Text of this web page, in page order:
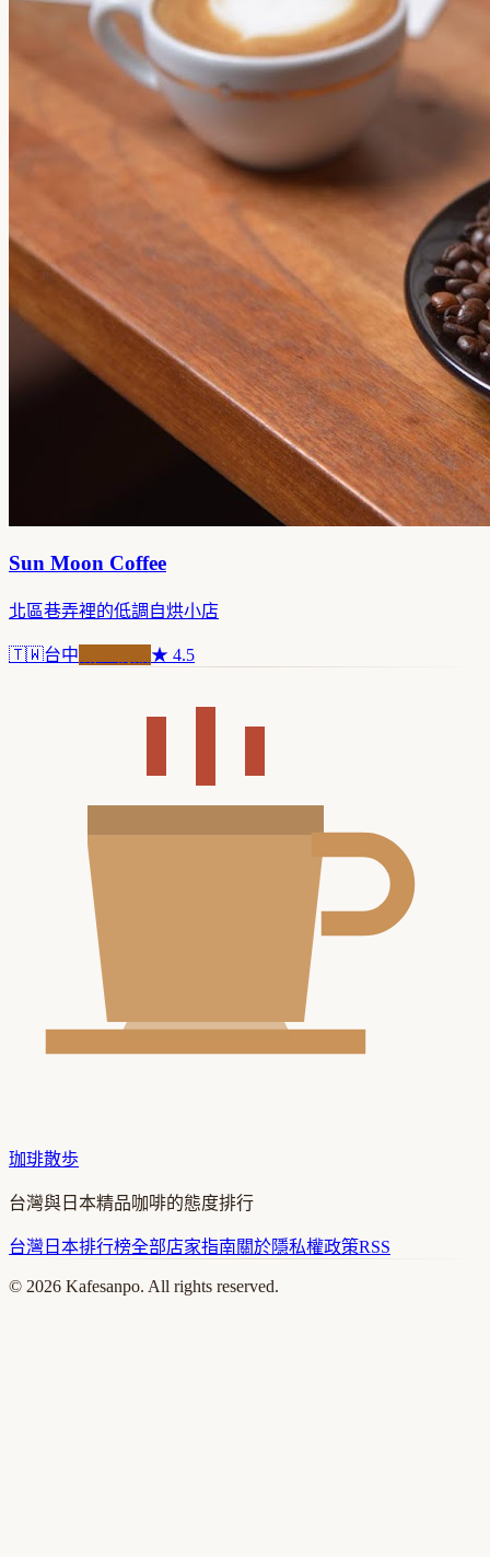
Sun Moon Coffee
北區巷弄裡的低調自烘小店
🇹🇼台中 ★ 4.5
珈琲散歩
台灣與日本精品咖啡的態度排行
台灣 日本排行榜全部店家指南關於隱私權政策RSS
© 2026 Kafesanpo. All rights reserved.